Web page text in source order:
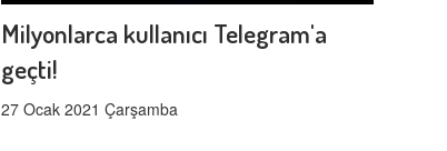
Milyonlarca kullanıcı Telegram'a
geçti!
27 Ocak 2021 Çarşamba